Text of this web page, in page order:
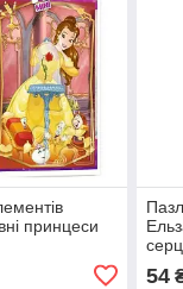
принцеси
54